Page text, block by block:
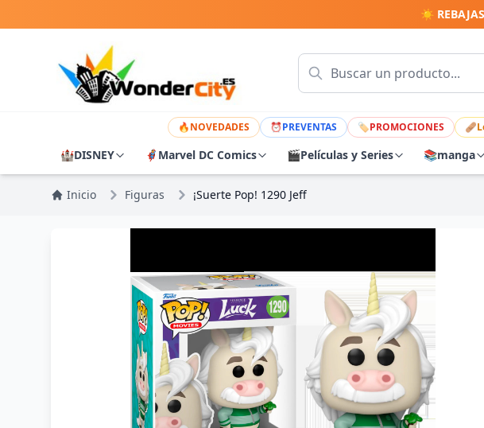
☀️
🔥NOVEDADES ⏰PREVENTAS 🏷PROMOCIONES 🩹
🏰DISNEY 🦸 Marvel DC Comics 🎬Películas y Series 📚manga
Inicio Figuras ¡Suerte Pop! 1290 Jeff